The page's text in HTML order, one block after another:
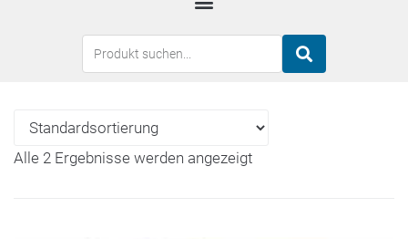
Alle 2 Ergebnisse werden angezeigt